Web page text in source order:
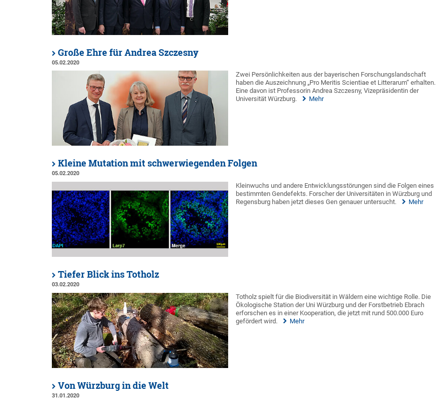
Große Ehre für Andrea Szczesny
05.02.2020
Zwei Persönlichkeiten aus der bayerischen Forschungslandschaft
haben die Auszeichnung „Pro Meritis Scientiae et Litterarum“ erhalten.
Eine davon ist Professorin Andrea Szczesny, Vizepräsidentin der
Universität Würzburg.
Mehr
Kleine Mutation mit schwerwiegenden Folgen
05.02.2020
Kleinwuchs und andere Entwicklungsstörungen sind die Folgen eines
bestimmten Gendefekts. Forscher der Universitäten in Würzburg und
Regensburg haben jetzt dieses Gen genauer untersucht.
Mehr
Tiefer Blick ins Totholz
03.02.2020
Totholz spielt für die Biodiversität in Wäldern eine wichtige Rolle. Die
Ökologische Station der Uni Würzburg und der Forstbetrieb Ebrach
erforschen es in einer Kooperation, die jetzt mit rund 500.000 Euro
gefördert wird.
Mehr
Von Würzburg in die Welt
31.01.2020